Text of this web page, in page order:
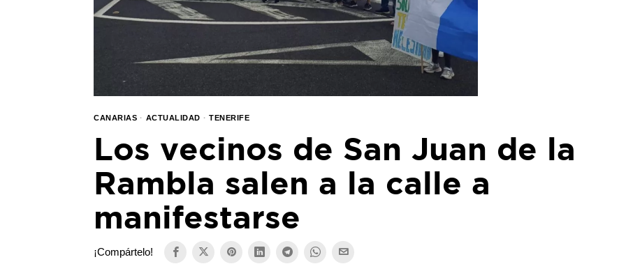
CANARIAS · ACTUALIDAD · TENERIFE
Los vecinos de San Juan de la
Rambla salen a la calle a
manifestarse
¡Compártelo!